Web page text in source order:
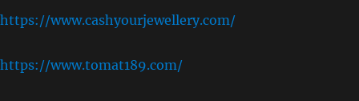
https://www.cashyourjewellery.com/
https://www.tomat189.com/